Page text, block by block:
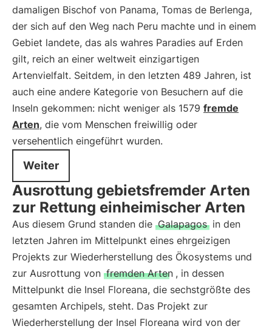
damaligen Bischof von Panama, Tomas de Berlenga,
der sich auf den Weg nach Peru machte und in einem
Gebiet landete, das als wahres Paradies auf Erden
gilt, reich an einer weltweit einzigartigen
Artenvielfalt. Seitdem, in den letzten 489 Jahren, ist
auch eine andere Kategorie von Besuchern auf die
Inseln gekommen: nicht weniger als 1579 fremde
Arten, die vom Menschen freiwillig oder
versehentlich eingeführt wurden.
Weiter
Ausrottung gebietsfremder Arten
zur Rettung einheimischer Arten
Aus diesem Grund standen die Galapagos in den
letzten Jahren im Mittelpunkt eines ehrgeizigen
Projekts zur Wiederherstellung des Ökosystems und
zur Ausrottung von fremden Arten , in dessen
Mittelpunkt die Insel Floreana, die sechstgrößte des
gesamten Archipels, steht. Das Projekt zur
Wiederherstellung der Insel Floreana wird von der